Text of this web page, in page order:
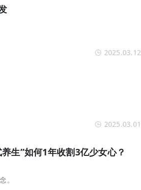
2025.03.12
2025.03.01
生”如何1年收割3亿少女心？
。